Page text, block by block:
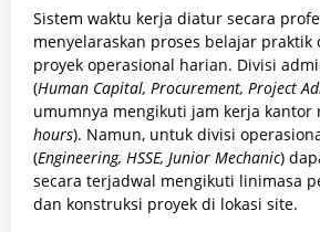
Sistem waktu kerja diatur secara
menyelaraskan proses belajar praktik
proyek operasional harian. Divisi
(Human Capital, Procurement, Project
umumnya mengikuti jam kerja kantor
hours). Namun, untuk divisi
(Engineering, HSSE, Junior Mechanic)
secara terjadwal mengikuti linimasa
dan konstruksi proyek di lokasi site.